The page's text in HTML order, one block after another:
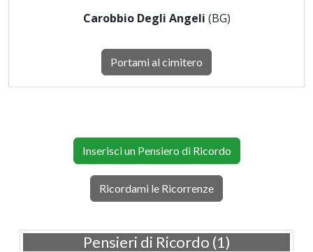
Carobbio Degli Angeli (BG)
Portami al cimitero
Inserisci un Pensiero di Ricordo
Ricordami le Ricorrenze
Pensieri di Ricordo (1)